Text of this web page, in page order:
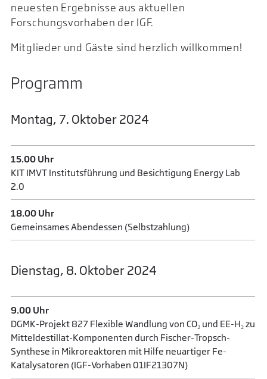
neuesten Ergebnisse aus aktuellen
Forschungsvorhaben der IGF.
Mitglieder und Gäste sind herzlich willkommen!
Programm
Montag, 7. Oktober 2024
15.00 Uhr
KIT IMVT Institutsführung und Besichtigung Energy Lab
2.0
18.00 Uhr
Gemeinsames Abendessen (Selbstzahlung)
Dienstag, 8. Oktober 2024
9.00 Uhr
DGMK-Projekt 827 Flexible Wandlung von CO₂ und EE-H₂ zu
Mitteldestillat-Komponenten durch Fischer-Tropsch-
Synthese in Mikroreaktoren mit Hilfe neuartiger Fe-
Katalysatoren (IGF-Vorhaben 01IF21307N)